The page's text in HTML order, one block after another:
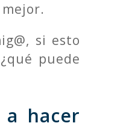
si esto
puede
a hacer